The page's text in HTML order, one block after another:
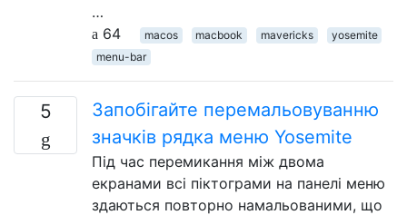
…
64
macos macbook mavericks
yosemite
menu-bar
5
Запобігайте перемальовуванню
значків рядка меню Yosemite
Під час перемикання між двома
екранами всі піктограми на панелі меню
здаються повторно намальованими, що